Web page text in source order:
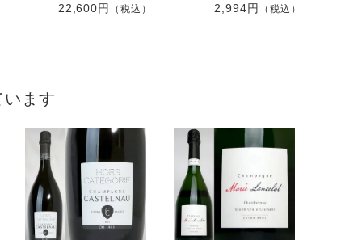
22,600円 （税込） 2,994円 （税込）
ます